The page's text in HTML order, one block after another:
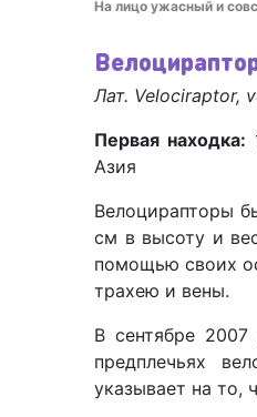
На лицо ужасный и
Лат. Velociraptor,
Первая находка:
Азия
Велоцирапторы
см в высоту и
помощью своих
трахею и вены.
В сентябре 2007
предплечьях
указывает на то,